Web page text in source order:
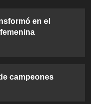
en el
campeones